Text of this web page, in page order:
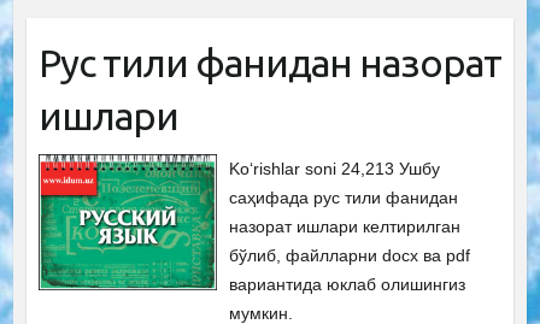
Рус тили фанидан назорат
ишлари
Ko‘rishlar soni 24,213 Ушбу
саҳифада рус тили фанидан
назорат ишлари келтирилган
бўлиб, файлларни docx ва pdf
вариантида юклаб олишингиз
мумкин.